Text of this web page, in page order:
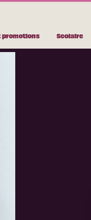
promotions Scolaire